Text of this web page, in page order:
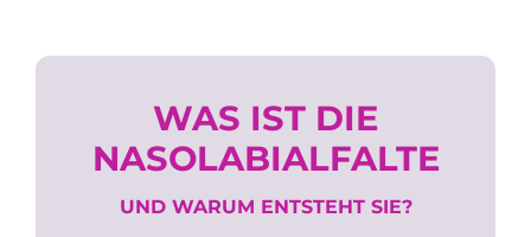
WAS IST DIE
NASOLABIALFALTE
UND WARUM ENTSTEHT SIE?